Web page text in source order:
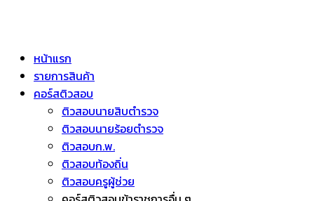
หน้าแรก
รายการสินค้า
คอร์สติวสอบ
ติวสอบนายสิบตำรวจ
ติวสอบนายร้อยตำรวจ
ติวสอบก.พ.
ติวสอบท้องถิ่น
ติวสอบครูผู้ช่วย